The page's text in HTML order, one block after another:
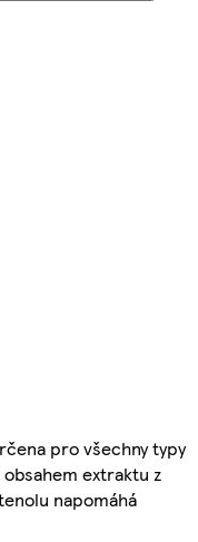
pro všechny typy
extraktu z
napomáhá